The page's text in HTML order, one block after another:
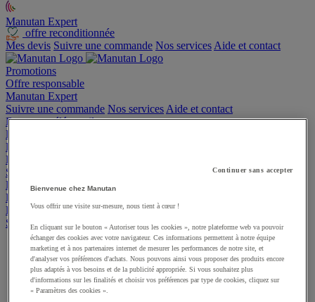
Manutan Expert
offre reconditionnée
Mes devis Suivre une commande Nos services Aide et contact
Promotions
Offre responsable
Manutan Expert
Suivre une commande Nos services Aide et contact
Bureau et télétravail
Entrepôt
Fournitures industrielles et outillage
Emballage et bac
Sécurité et santé
Espace extérieur
Restauration
Hygiène
Sports et loisirs
Accueil
Bureau et télétravail
Audiovisuel
Matériel de projection et vidéoprojection
Continuer sans accepter
Bienvenue chez Manutan
Vous offrir une visite sur-mesure, nous tient à cœur !
En cliquant sur le bouton « Autoriser tous les cookies », notre plateforme web va pouvoir
échanger des cookies avec votre navigateur. Ces informations permettent à notre équipe
marketing et à nos partenaires internet de mesurer les performances de notre site, et
d'analyser vos préférences d'achats. Nous pouvons ainsi vous proposer des produits encore
plus adaptés à vos besoins et de la publicité appropriée. Si vous souhaitez plus
d'informations sur les finalités et choisir vos préférences par type de cookies, cliquez sur
« Paramètres des cookies ».